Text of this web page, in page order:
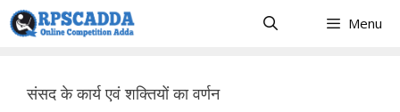
Skip
to
Menu
संसद के कार्य एवं शक्तियों का वर्णन